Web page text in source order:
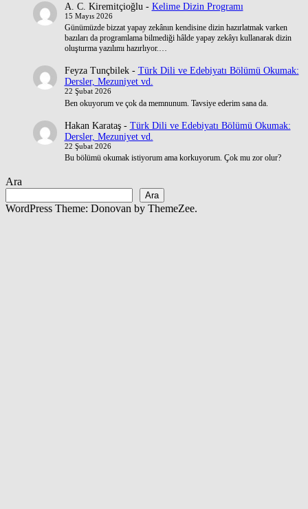
A. C. Kiremitçioğlu - Kelime Dizin Programı
15 Mayıs 2026
Günümüzde bizzat yapay zekânın kendisine dizin hazırlatmak varken
bazıları da programlama bilmediği hâlde yapay zekâyı kullanarak dizin
oluşturma yazılımı hazırlıyor.…
Feyza Tunçbilek- Türk Dili ve Edebiyatı Bölümü Okumak:
Dersler, Mezuniyet vd.
22 Şubat 2026
Ben okuyorum ve çok da memnunum. Tavsiye ederim sana da.
Hakan Karataş- Türk Dili ve Edebiyatı Bölümü Okumak:
Dersler, Mezuniyet vd.
22 Şubat 2026
Bu bölümü okumak istiyorum ama korkuyorum. Çok mu zor olur?
Ara
Ara
WordPress Theme: Donovan by ThemeZee.